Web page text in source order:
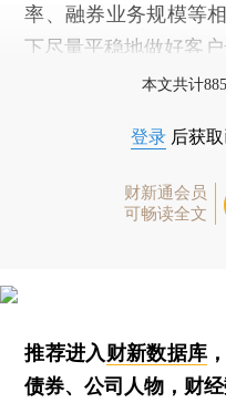
率、融券业务规模等
下尽量平稳地做好客
本文共计
登录 后获
财新通会员
可畅读全文
推荐进入财新数据库
债券、公司人物，财经